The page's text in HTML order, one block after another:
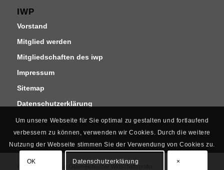
IWP
Vorstand
Mitglied werden
Mitgliedschaften des iwp
Impressum
Sitemap
Datenschutzerklärung
© Copyright - Institut Österreichischer Wirtschaftsprüfer
Um unsere Webseite für Sie optimal zu gestalten und fortlaufend
verbessern zu können, verwenden wir Cookies. Durch die weitere
Nutzung der Webseite stimmen Sie der Verwendung von Cookies zu.
OK Datenschutzerklärung ×